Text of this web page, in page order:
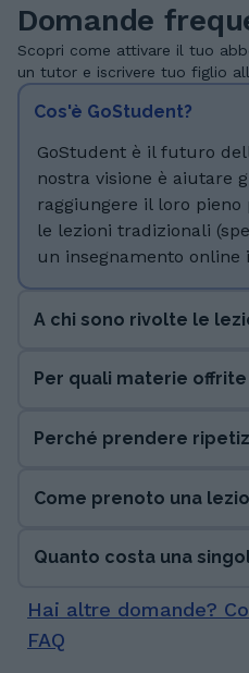
Domande
Scopri come attivare il tuo
un tutor e iscrivere tuo figlio
Cos'è GoStudent?
GoStudent è il futuro
nostra visione è aiutare
raggiungere il loro
le lezioni tradizionali
un insegnamento online
A chi sono rivolte le
Per quali materie
Perché prendere
Come prenoto una
Quanto costa una
Hai altre domande?
FAQ